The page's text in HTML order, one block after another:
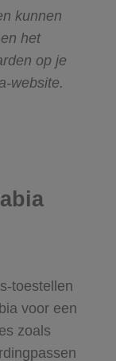
kunnen
het
op je
website.
toestellen
voor een
zoals